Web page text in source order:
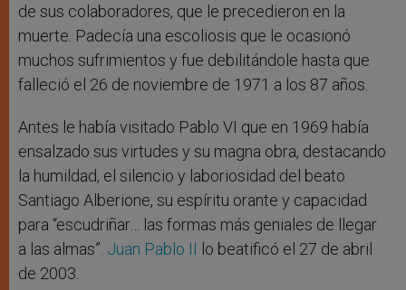
de sus colaboradores, que le precedieron en la
muerte. Padecía una escoliosis que le ocasionó
muchos sufrimientos y fue debilitándole hasta que
falleció el 26 de noviembre de 1971 a los 87 años.
Antes le había visitado Pablo VI que en 1969 había
ensalzado sus virtudes y su magna obra, destacando
la humildad, el silencio y laboriosidad del beato
Santiago Alberione, su espíritu orante y capacidad
para “escudriñar… las formas más geniales de llegar
a las almas”. Juan Pablo II lo beatificó el 27 de abril
de 2003.